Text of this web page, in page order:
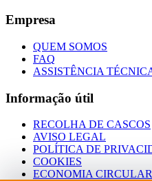
Empresa
QUEM SOMOS
FAQ
ASSISTÊNCIA
Informação útil
RECOLHA DE CASCOS
AVISO LEGAL
POLÍTICA DE
COOKIES
ECONOMIA CIRCULAR